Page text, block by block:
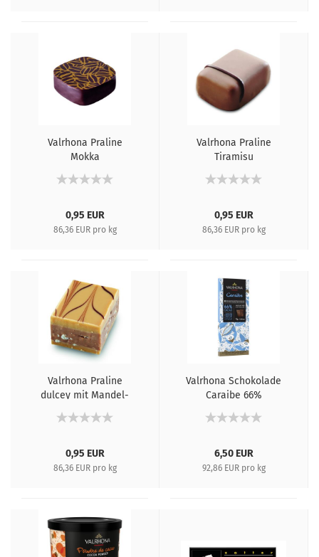
Valrhona Praline
Mokka
0,95 EUR
86,36 EUR pro kg
Valrhona Praline
Tiramisu
0,95 EUR
86,36 EUR pro kg
Valrhona Praline
dulcey mit Mandel-
Pralinémasse
0,95 EUR
86,36 EUR pro kg
Valrhona Schokolade
Caraibe 66%
6,50 EUR
92,86 EUR pro kg